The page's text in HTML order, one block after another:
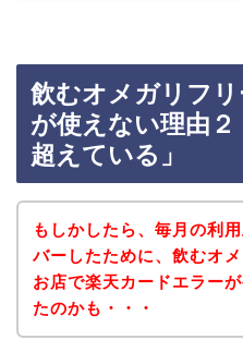
飲むオメガリフ
が使えない理由２
超えている」
もしかしたら、毎月の利
バーしたために、飲むオ
お店で楽天カードエラー
たのかも・・・